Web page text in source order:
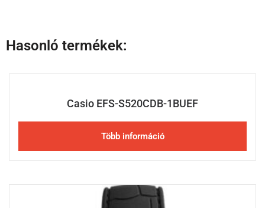
Hasonló termékek:
Casio EFS-S520CDB-1BUEF
Több információ